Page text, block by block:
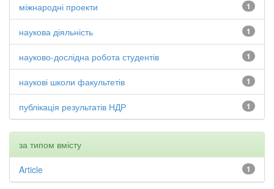
1
міжнародні проекти
1
наукова діяльність
1
науково-дослідна робота студентів
1
наукові школи факультетів
1
публікація результатів НДР
за типом вмісту
1
Article